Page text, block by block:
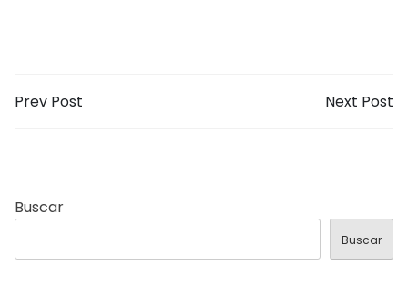
Prev Post Next Post
Buscar
Buscar